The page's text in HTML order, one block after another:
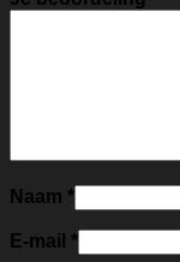
Naam *
E-mail *